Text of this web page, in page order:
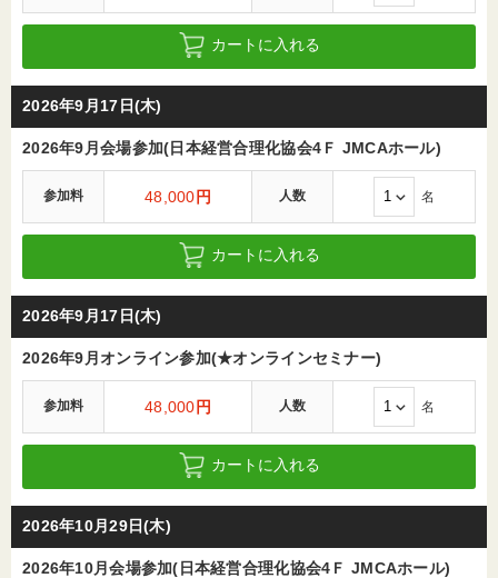
カートに入れる
2026年9月17日(木)
2026年9月会場参加(日本経営合理化協会4Ｆ JMCAホール)
参加料 48,000 円 人数 名
カートに入れる
2026年9月17日(木)
2026年9月オンライン参加(★オンラインセミナー)
参加料 48,000 円 人数 名
カートに入れる
2026年10月29日(木)
2026年10月会場参加(日本経営合理化協会4Ｆ JMCAホール)